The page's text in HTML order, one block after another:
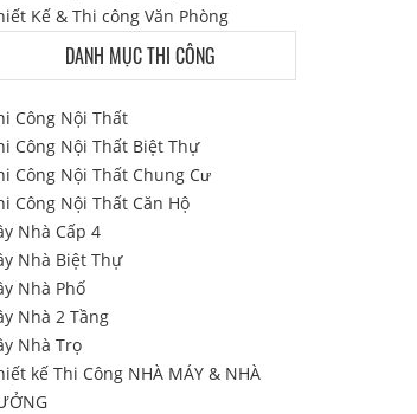
Kế & Thi công Văn Phòng
DANH MỤC THI CÔNG
Công Nội Thất
Công Nội Thất Biệt Thự
Công Nội Thất Chung Cư
Công Nội Thất Căn Hộ
Nhà Cấp 4
Nhà Biệt Thự
Nhà Phố
Nhà 2 Tầng
Nhà Trọ
kế Thi Công NHÀ MÁY & NHÀ